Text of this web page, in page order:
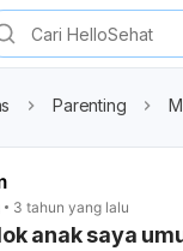
Parenting
3 tahun yang lalu
anak saya